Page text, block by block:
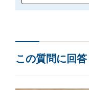
この質問に回